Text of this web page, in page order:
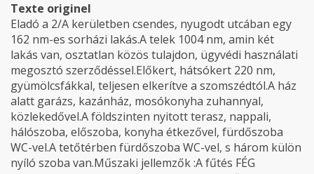
Texte originel
Eladó a 2/A kerületben csendes, nyugodt utcában egy
162 nm-es sorházi lakás.A telek 1004 nm, amin két
lakás van, osztatlan közös tulajdon, ügyvédi használati
megosztó szerződéssel.Előkert, hátsókert 220 nm,
gyümölcsfákkal, teljesen elkerítve a szomszédtól.A ház
alatt garázs, kazánház, mosókonyha zuhannyal,
közlekedővel.A földszinten nyitott terasz, nappali,
hálószoba, előszoba, konyha étkezővel, fürdőszoba
WC-vel.A tetőtérben fürdőszoba WC-vel, s három külön
nyíló szoba van.Műszaki jellemzők :A fűtés FÉG